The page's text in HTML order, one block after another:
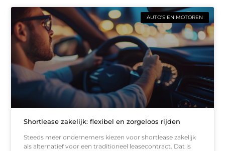
AUTO’S EN MOTOREN
Shortlease zakelijk: flexibel en zorgeloos rijden
Steeds meer ondernemers kiezen voor shortlease zakelijk
als alternatief voor een traditioneel leasecontract. Dat is